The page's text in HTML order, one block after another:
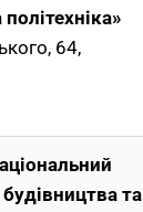
64,
будівництва та